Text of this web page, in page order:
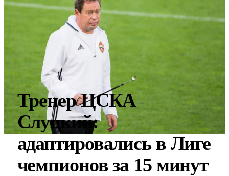
Тренер ЦСКА
Слуцкий:
адаптировались в Лиге
чемпионов за 15 минут